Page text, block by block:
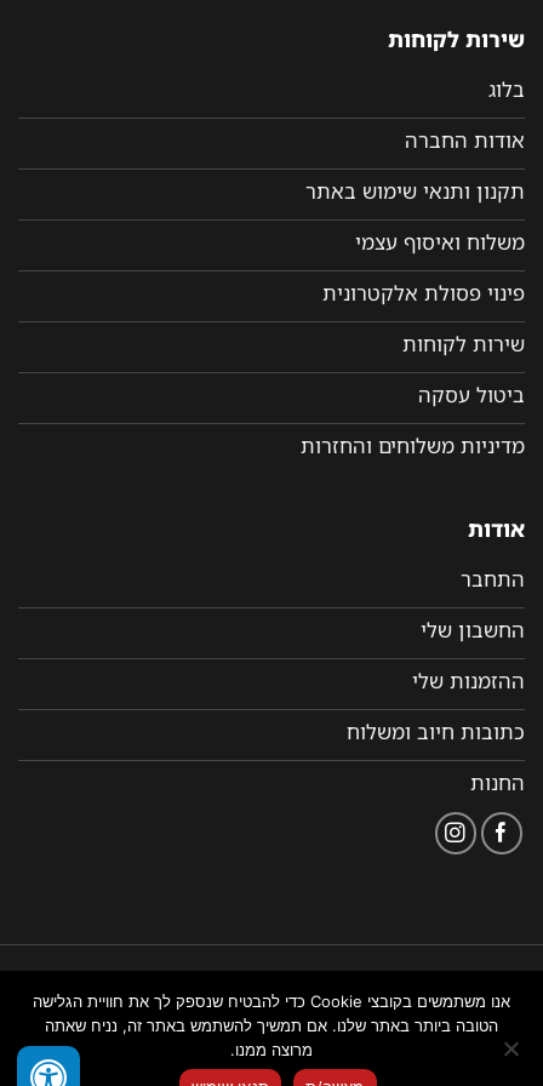
שירות לקוחות
בלוג
אודות החברה
תקנון ותנאי שימוש באתר
משלוח ואיסוף עצמי
פינוי פסולת אלקטרונית
שירות לקוחות
ביטול עסקה
מדיניות משלוחים והחזרות
אודות
התחבר
החשבון שלי
ההזמנות שלי
כתובות חיוב ומשלוח
החנות
נגישות
באתר
ניהול אתרים
אנו משתמשים בקובצי Cookie כדי להבטיח שנספק לך את חוויית הגלישה
הטובה ביותר באתר שלנו. אם תמשיך להשתמש באתר זה, נניח שאתה
מרוצה ממנו.
צור איתנו קשר